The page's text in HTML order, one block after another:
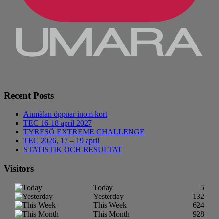
Recent Posts
Anmälan öppnar inom kort
TEC 16-18 april 2027
TYRESÖ EXTREME CHALLENGE
TEC 2026, 17 – 19 april
STATISTIK OCH RESULTAT
Visitors
Today
5
Yesterday
132
This Week
624
This Month
928